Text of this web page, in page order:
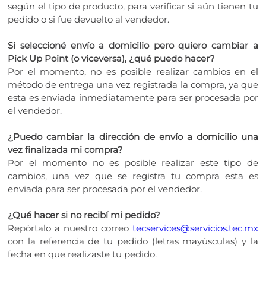
según el tipo de producto, para verificar si aún tienen tu
pedido o si fue devuelto al vendedor.
Si seleccioné envío a domicilio pero quiero cambiar a
Pick Up Point (o viceversa), ¿qué puedo hacer?
Por el momento, no es posible realizar cambios en el
método de entrega una vez registrada la compra, ya que
esta es enviada inmediatamente para ser procesada por
el vendedor.
¿Puedo cambiar la dirección de envío a domicilio una
vez finalizada mi compra?
Por el momento no es posible realizar este tipo de
cambios, una vez que se registra tu compra esta es
enviada para ser procesada por el vendedor.
¿Qué hacer si no recibí mi pedido?
Repórtalo a nuestro correo tecservices@servicios.tec.mx
con la referencia de tu pedido (letras mayúsculas) y la
fecha en que realizaste tu pedido.